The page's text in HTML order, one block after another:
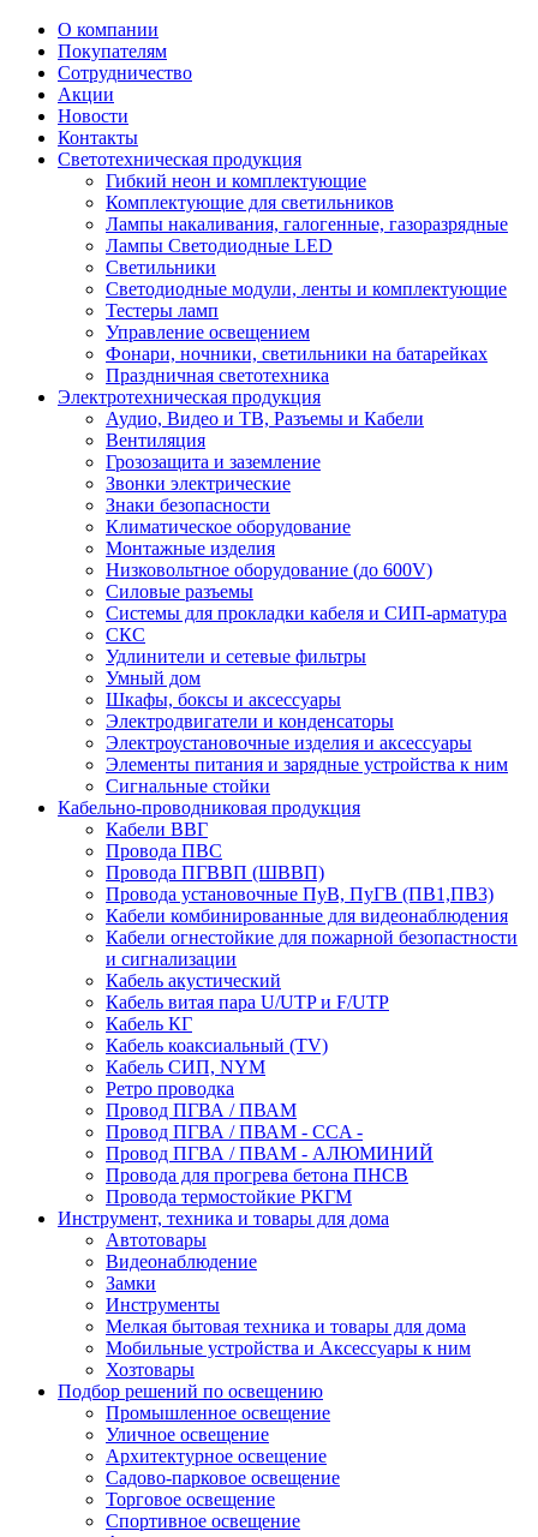
О компании
Покупателям
Сотрудничество
Акции
Новости
Контакты
Светотехническая продукция
Гибкий неон и комплектующие
Комплектующие для светильников
Лампы накаливания, галогенные, газоразрядные
Лампы Светодиодные LED
Светильники
Светодиодные модули, ленты и комплектующие
Тестеры ламп
Управление освещением
Фонари, ночники, светильники на батарейках
Праздничная светотехника
Электротехническая продукция
Аудио, Видео и ТВ, Разъемы и Кабели
Вентиляция
Грозозащита и заземление
Звонки электрические
Знаки безопасности
Климатическое оборудование
Монтажные изделия
Низковольтное оборудование (до 600V)
Силовые разъемы
Системы для прокладки кабеля и СИП-арматура
СКС
Удлинители и сетевые фильтры
Умный дом
Шкафы, боксы и аксессуары
Электродвигатели и конденсаторы
Электроустановочные изделия и аксессуары
Элементы питания и зарядные устройства к ним
Сигнальные стойки
Кабельно-проводниковая продукция
Кабели ВВГ
Провода ПВС
Провода ПГВВП (ШВВП)
Провода установочные ПуВ, ПуГВ (ПВ1,ПВ3)
Кабели комбинированные для видеонаблюдения
Кабели огнестойкие для пожарной безопастности
и сигнализации
Кабель акустический
Кабель витая пара U/UTP и F/UTP
Кабель КГ
Кабель коаксиальный (TV)
Кабель СИП, NYM
Ретро проводка
Провод ПГВА / ПВАМ
Провод ПГВА / ПВАМ - CCA -
Провод ПГВА / ПВАМ - АЛЮМИНИЙ
Провода для прогрева бетона ПНСВ
Провода термостойкие РКГМ
Инструмент, техника и товары для дома
Автотовары
Видеонаблюдение
Замки
Инструменты
Мелкая бытовая техника и товары для дома
Мобильные устройства и Аксессуары к ним
Хозтовары
Подбор решений по освещению
Промышленное освещение
Уличное освещение
Архитектурное освещение
Садово-парковое освещение
Торговое освещение
Спортивное освещение